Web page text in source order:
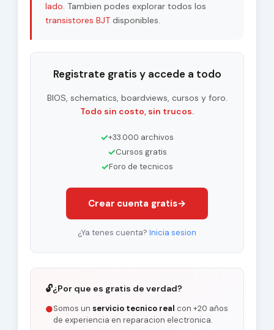
lado. Tambien podes explorar todos los
transistores BJTdisponibles.
Registrate gratis y accede a todo
BIOS, schematics, boardviews, cursos y foro.
Todo sin costo, sin trucos.
✓+33.000 archivos
✓Cursos gratis
✓Foro de tecnicos
Crear cuenta gratis→
¿Ya tenes cuenta? Inicia sesion
🔓¿Por que es gratis de verdad?
●Somos un servicio tecnico real con +20 años
de experiencia en reparacion electronica.